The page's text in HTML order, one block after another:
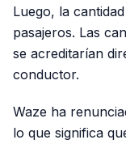
Luego, la
pasajeros. Las
se acreditarían
conductor.
Waze ha
lo que significa